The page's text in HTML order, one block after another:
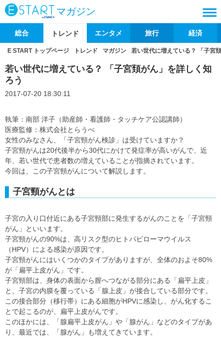
マガジン
総合 トレンド エンタメ 旅行 経済
E START トップページ トレンド マガジン 若い世代に増えている？ 「子宮
若い世代に増えている？ 「子宮頚がん」を詳しく知
ろう
2017-07-20 18:30:11
執筆：南部 洋子（助産師・看護師・タッチケア公認講師）
医療監修：株式会社とらうべ
女性のみなさん、「子宮頸がん検診」は受けていますか？
子宮頸がんは20代後半から30代にかけて発症率が高いがんで、近
年、若い世代で患者数の増えていることが指摘されています。
今回は、この子宮頸がんについて解説します。
子宮頸がんとは
子宮の入り口付近にある子宮頸部に発生するがんのことを「子宮頸
がん」といいます。
子宮頸がんの90%は、高リスク型のヒトパピローマウイルス
（HPV）による感染が原因です。
子宮頸がんにはいくつかのタイプがありますが、全体のおよそ80%
が「扁平上皮がん」です。
子宮頸部は、身体の表面から膣へつながる部分にある「扁平上皮」
と、子宮の内膜を覆っている「腺上皮」が接合している部分です。
この接合部分（移行帯）にある細胞がHPVに感染し、がん化するこ
とで起こるのが、扁平上皮がんです。
このほかには、「腺扁平上皮がん」や「腺がん」などのタイプがあ
り、最近では、「腺がん」も増えてきています。